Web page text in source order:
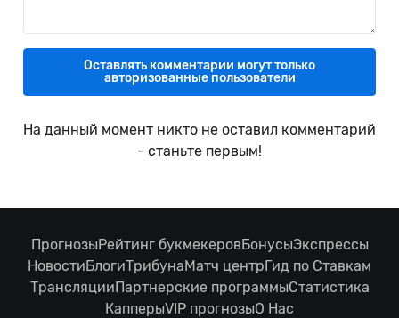
Оставлять комментарии могут только
авторизованные пользователи
На данный момент никто не оставил комментарий
- станьте первым!
ПрогнозыРейтинг букмекеровБонусыЭкспрессы
НовостиБлогиТрибунаМатч центрГид по Ставкам
ТрансляцииПартнерские программыСтатистика
КапперыVIP прогнозыО Нас